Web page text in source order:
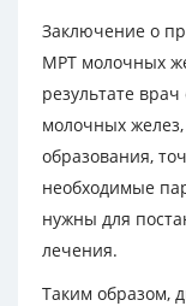
Заключение о
МРТ молочных
результате
молочных
образования,
необходимые
нужны для
лечения.
Таким образом,